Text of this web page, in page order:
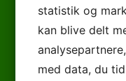
statistik og
kan blive delt
med data, du